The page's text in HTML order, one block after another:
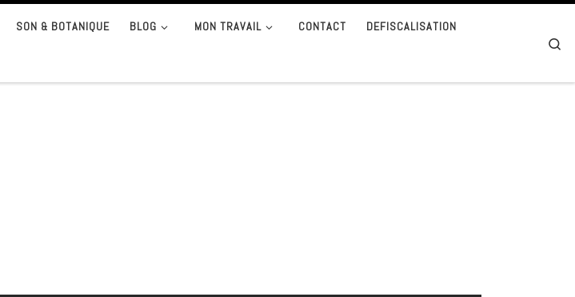
SON & BOTANIQUE BLOG MON TRAVAIL CONTACT DEFISCALISATION